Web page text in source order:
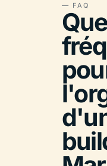
— FAQ